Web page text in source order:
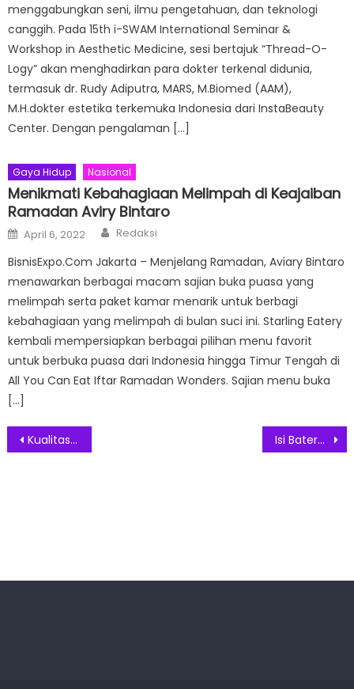
menggabungkan seni, ilmu pengetahuan, dan teknologi
canggih. Pada 15th i-SWAM International Seminar &
Workshop in Aesthetic Medicine, sesi bertajuk “Thread-O-
Logy” akan menghadirkan para dokter terkenal didunia,
termasuk dr. Rudy Adiputra, MARS, M.Biomed (AAM),
M.H.dokter estetika terkemuka Indonesia dari InstaBeauty
Center. Dengan pengalaman […]
Gaya Hidup Nasional
Menikmati Kebahagiaan Melimpah di Keajaiban
Ramadan Aviry Bintaro
Posted
on
April 6, 2022 Author
Redaksi
BisnisExpo.Com Jakarta – Menjelang Ramadan, Aviary Bintaro
menawarkan berbagai macam sajian buka puasa yang
melimpah serta paket kamar menarik untuk berbagi
kebahagiaan yang melimpah di bulan suci ini. Starling Eatery
kembali mempersiapkan berbagai pilihan menu favorit
untuk berbuka puasa dari Indonesia hingga Timur Tengah di
All You Can Eat Iftar Ramadan Wonders. Sajian menu buka
[…]
Post
Kualitas Bath Bomb Local yang Dapat Bersaing Internasional Isi Baterai Ponsel dengan Cepat di Mobil Berkat ANKER 613 magGo Car Charger